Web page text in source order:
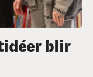
blir